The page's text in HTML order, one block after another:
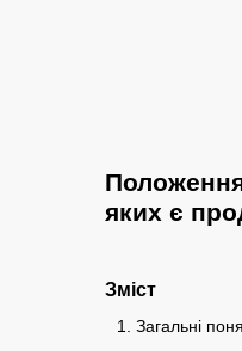
яких є
Зміст
Загальні